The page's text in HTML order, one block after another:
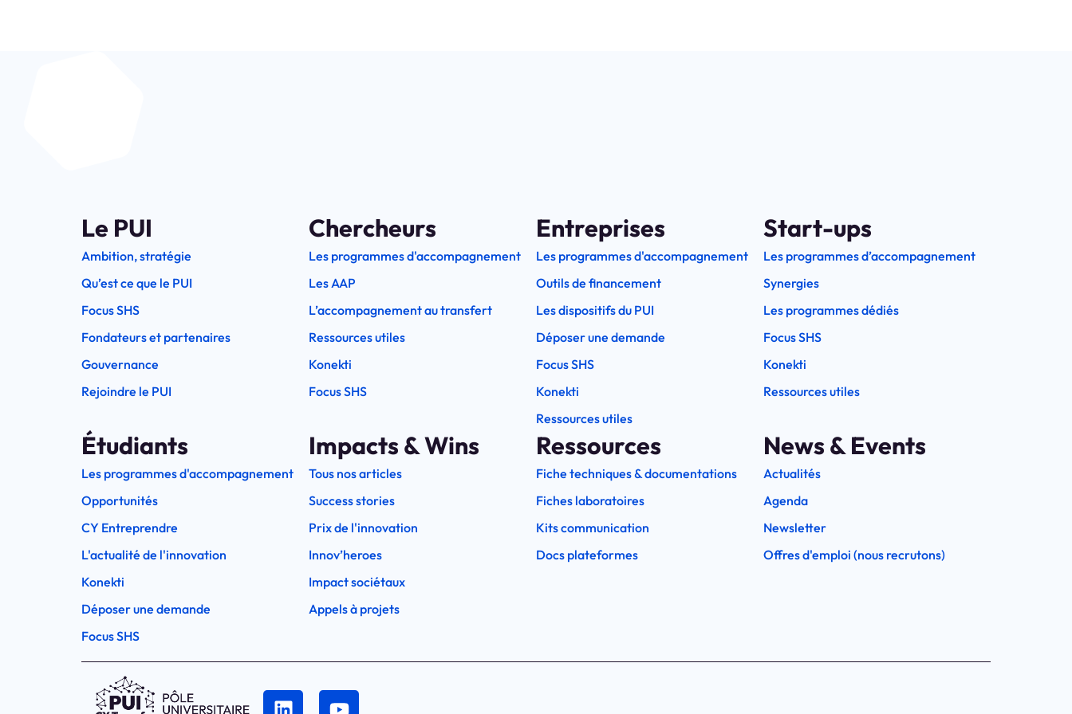
Le PUI
Ambition, stratégie
Qu’est ce que le PUI
Focus SHS
Fondateurs et partenaires
Gouvernance
Rejoindre le PUI
Chercheurs
Les programmes d'accompagnement
Les AAP
L’accompagnement au transfert
Ressources utiles
Konekti
Focus SHS
Entreprises
Les programmes d'accompagnement
Outils de financement
Les dispositifs du PUI
Déposer une demande
Focus SHS
Konekti
Ressources utiles
Start-ups
Les programmes d’accompagnement
Synergies
Les programmes dédiés
Focus SHS
Konekti
Ressources utiles
Étudiants
Les programmes d'accompagnement
Opportunités
CY Entreprendre
L'actualité de l'innovation
Konekti
Déposer une demande
Focus SHS
Impacts & Wins
Tous nos articles
Success stories
Prix de l'innovation
Innov’heroes
Impact sociétaux
Appels à projets
Ressources
Fiche techniques & documentations
Fiches laboratoires
Kits communication
Docs plateformes
News & Events
Actualités
Agenda
Newsletter
Offres d'emploi (nous recrutons)